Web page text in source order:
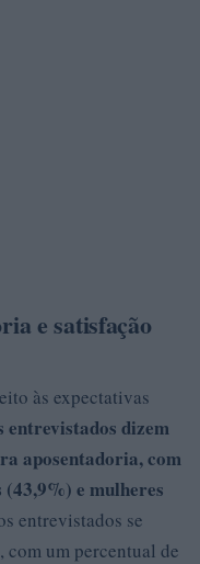
e satisfação
às expectativas
entrevistados dizem
aposentadoria, com
(43,9%) e mulheres
entrevistados se
com um percentual de